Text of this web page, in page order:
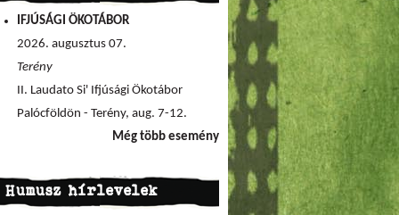
IFJÚSÁGI ÖKOTÁBOR
2026. augusztus 07.
Terény
II. Laudato Si' Ifjúsági Ökotábor
Palócföldön - Terény, aug. 7-12.
Még több esemény
Humusz hírlevelek